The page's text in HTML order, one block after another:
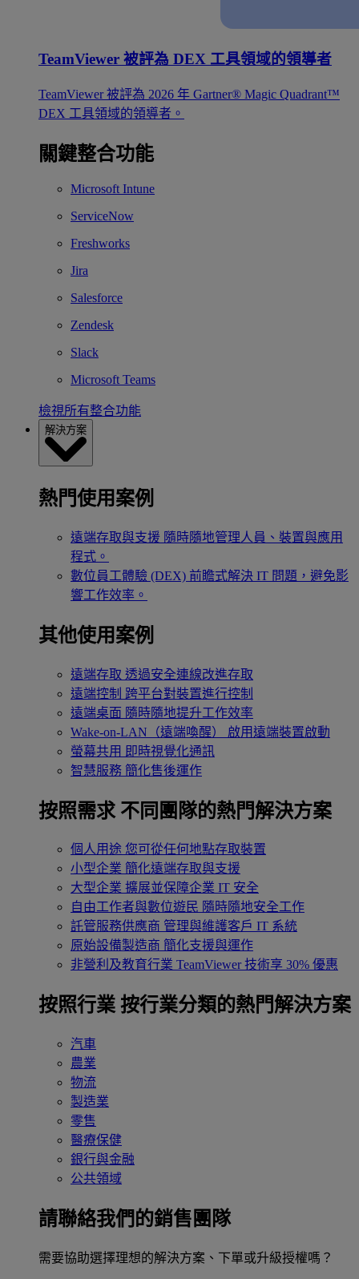
TeamViewer 被評為 DEX 工具領域的領導者
TeamViewer 被評為 2026 年 Gartner® Magic Quadrant™
DEX 工具領域的領導者。
關鍵整合功能
Microsoft Intune
ServiceNow
Freshworks
Jira
Salesforce
Zendesk
Slack
Microsoft Teams
檢視所有整合功能
解決方案
熱門使用案例
遠端存取與支援 隨時隨地管理人員、裝置與應用
程式。
數位員工體驗 (DEX) 前瞻式解決 IT 問題，避免影
響工作效率。
其他使用案例
遠端存取 透過安全連線改進存取
遠端控制 跨平台對裝置進行控制
遠端桌面 隨時隨地提升工作效率
Wake-on-LAN（遠端喚醒）
啟用遠端裝置啟動
螢幕共用 即時視覺化通訊
智慧服務 簡化售後運作
按照需求 不同團隊的熱門解決方案
個人用途 您可從任何地點存取裝置
小型企業 簡化遠端存取與支援
大型企業 擴展並保障企業 IT 安全
自由工作者與數位遊民 隨時隨地安全工作
託管服務供應商 管理與維護客戶 IT 系統
原始設備製造商 簡化支援與運作
非營利及教育行業 TeamViewer 技術享 30% 優惠
按照行業 按行業分類的熱門解決方案
汽車
農業
物流
製造業
零售
醫療保健
銀行與金融
公共領域
請聯絡我們的銷售團隊
需要協助選擇理想的解決方案、下單或升級授權嗎？